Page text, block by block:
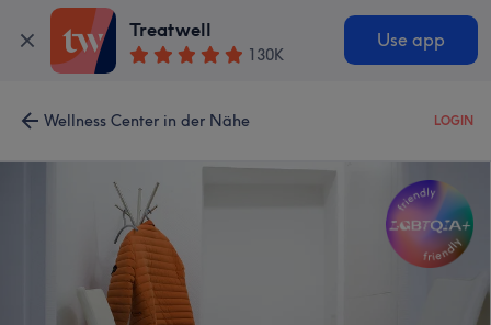
Treatwell
130K
Use app
Wellness Center in der Nähe LOGIN